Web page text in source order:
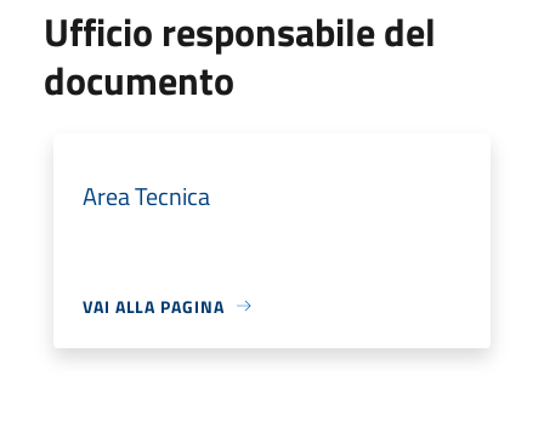
Ufficio responsabile del
documento
Area Tecnica
VAI ALLA PAGINA